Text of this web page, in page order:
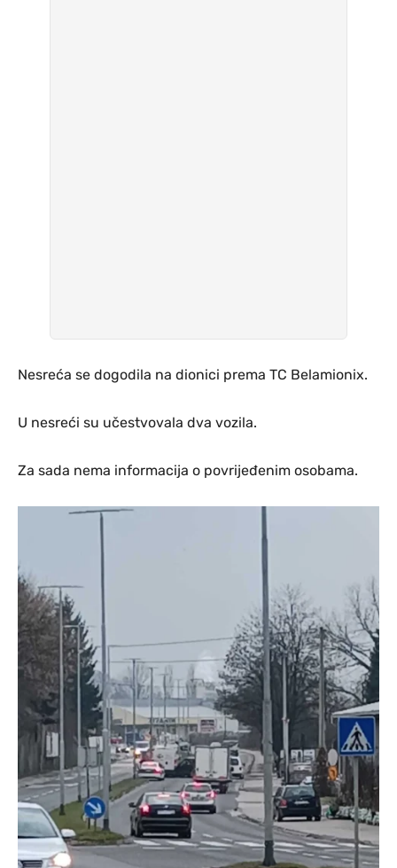
Nesreća se dogodila na dionici prema TC Belamionix.
U nesreći su učestvovala dva vozila.
Za sada nema informacija o povrijeđenim osobama.